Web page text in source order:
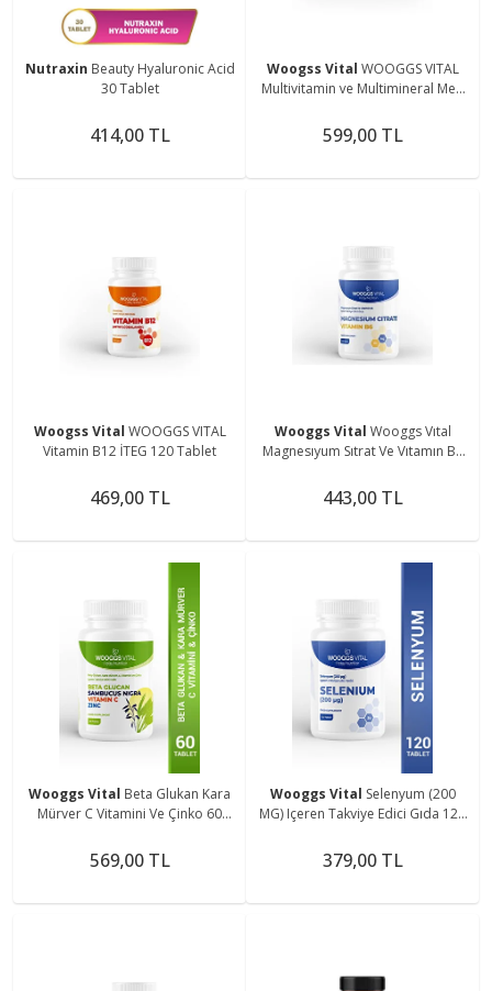
Nutraxin Beauty Hyaluronic Acid
30 Tablet
414,00 TL
Woogss Vital WOOGGS VITAL
Multivitamin ve Multimineral Men
Kapsül
599,00 TL
Woogss Vital WOOGGS VITAL
Vitamin B12 İTEG 120 Tablet
469,00 TL
Wooggs Vital Wooggs Vıtal
Magnesıyum Sıtrat Ve Vıtamın B6
443,00 TL
Wooggs Vital Beta Glukan Kara
Mürver C Vitamini Ve Çinko 60
569,00 TL
Wooggs Vital Selenyum (200
ΜG) Içeren Takviye Edici Gıda 120
379,00 TL